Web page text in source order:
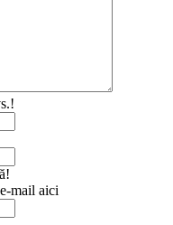
mail aici